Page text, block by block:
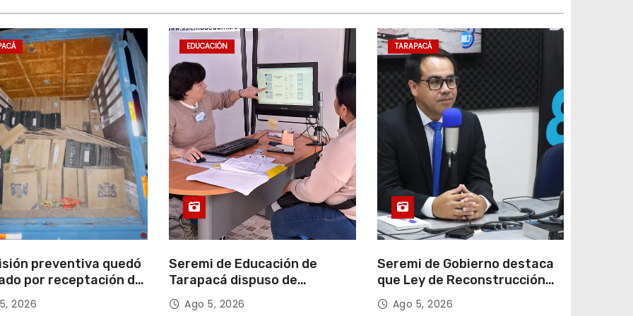
preventiva quedó
por receptación de
avaluados en
millones*
2026
EDUCACIÓN
Seremi de Educación de
Tarapacá dispuso de
facilitadores para apoyar
proceso de Admisión Escolar
Ago 5, 2026
TARAPACÁ
Seremi de Gobierno destaca
que Ley de Reconstrucción
Nacional impulsará la
inversión y el empleo en
Ago 5, 2026